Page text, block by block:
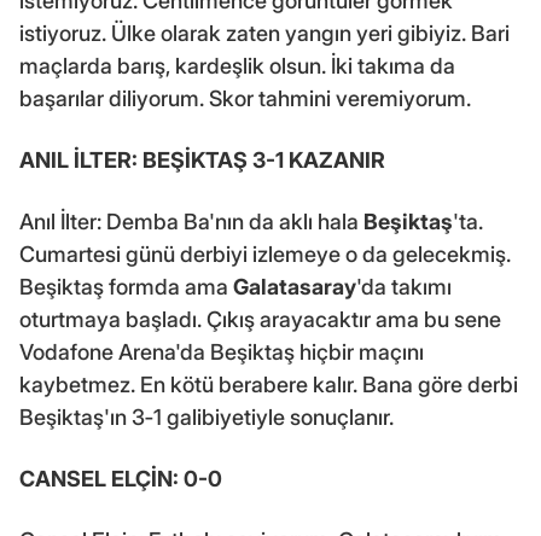
istiyoruz. Ülke olarak zaten yangın yeri gibiyiz. Bari
maçlarda barış, kardeşlik olsun. İki takıma da
başarılar diliyorum. Skor tahmini veremiyorum.
ANIL İLTER: BEŞİKTAŞ 3-1 KAZANIR
Anıl İlter: Demba Ba'nın da aklı hala Beşiktaş'ta.
Cumartesi günü derbiyi izlemeye o da gelecekmiş.
Beşiktaş formda ama Galatasaray'da takımı
oturtmaya başladı. Çıkış arayacaktır ama bu sene
Vodafone Arena'da Beşiktaş hiçbir maçını
kaybetmez. En kötü berabere kalır. Bana göre derbi
Beşiktaş'ın 3‐1 galibiyetiyle sonuçlanır.
CANSEL ELÇİN: 0-0